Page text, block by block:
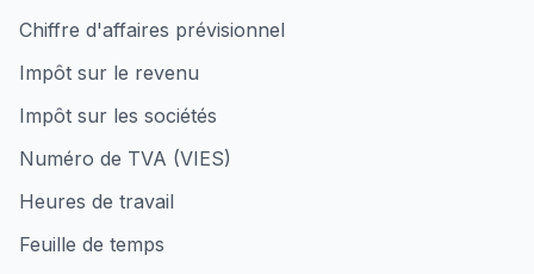
Chiffre d'affaires prévisionnel
Impôt sur le revenu
Impôt sur les sociétés
Numéro de TVA (VIES)
Heures de travail
Feuille de temps